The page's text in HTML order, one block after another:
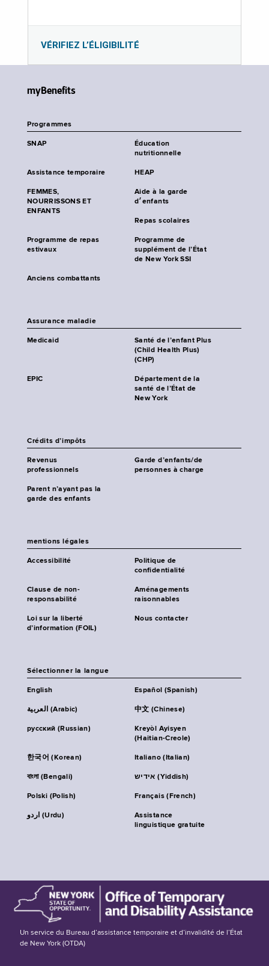
VÉRIFIEZ L’ÉLIGIBILITÉ
myBenefits
Programmes
SNAP
Éducation
nutritionnelle
Assistance temporaire HEAP
FEMMES,
NOURRISSONS ET
ENFANTS
Aide à la garde
d׳enfants
Repas scolaires
Programme de repas
estivaux
Programme de
supplément de l’État
de New York SSI
Anciens combattants
Assurance maladie
Medicaid
Santé de l’enfant Plus
(Child Health Plus)
(CHP)
EPIC
Département de la
santé de l’État de
New York
Crédits d’impôts
Revenus
professionnels
Garde d’enfants/de
personnes à charge
Parent n’ayant pas la
garde des enfants
mentions légales
Accessibilité
Politique de
confidentialité
Clause de non-
responsabilité
Aménagements
raisonnables
Loi sur la liberté
d’information (FOIL)
Nous contacter
Sélectionner la langue
English Español (Spanish)
العربية (Arabic) 中文 (Chinese)
русский (Russian)
Kreyòl Ayisyen
(Haitian-Creole)
한국어 (Korean) Italiano (Italian)
বাংলা (Bengali) אידיש (Yiddish)
Polski (Polish) Français (French)
اردو (Urdu)
Assistance
linguistique gratuite
Un service du Bureau d’assistance temporaire et d’invalidité de l’État
de New York (OTDA)